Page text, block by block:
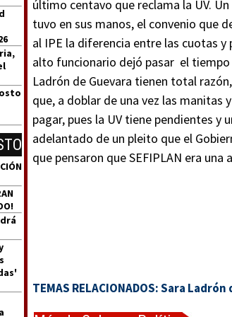
último centavo que reclama la UV.
tuvo en sus manos, el convenio que
al IPE la diferencia entre las cuotas
alto funcionario dejó pasar el tiempo
Ladrón de Guevara tienen total
que, a doblar de una vez las manitas
pagar, pues la UV tiene pendientes y
adelantado de un pleito que el
que pensaron que SEFIPLAN era
TEMAS RELACIONADOS:Sara Ladrón